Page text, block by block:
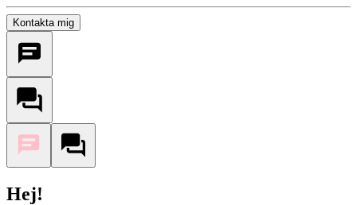
Kontakta mig
Hej!